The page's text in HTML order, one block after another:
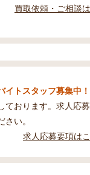
買取依頼・ご相談
イトスタッフ募集中！
ております。求人応
さい。
求人応募要項は